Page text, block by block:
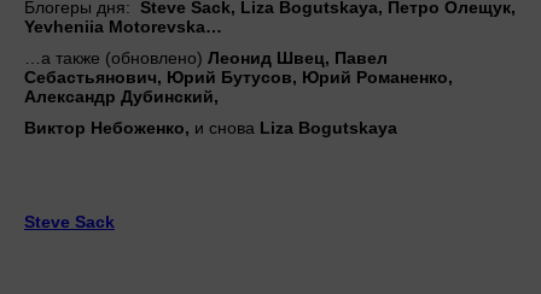
Блогеры дня: Steve Sack, Liza Bogutskaya, Петро Олещук,
Yevheniia Motorevska…
…а также (обновлено) Леонид Швец, Павел
Себастьянович, Юрий Бутусов, Юрий Романенко,
Александр Дубинский,
Виктор Небоженко, и снова Liza Bogutskaya
Steve Sack